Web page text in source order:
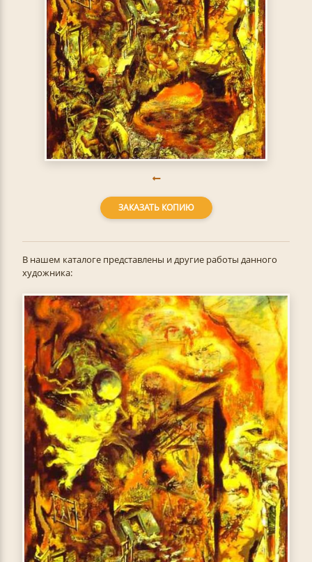
ЗАКАЗАТЬ КОПИЮ
В нашем каталоге представлены и другие работы данного
художника: